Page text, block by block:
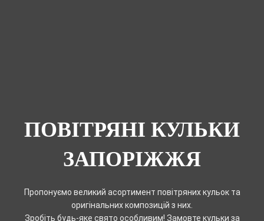
ПОВІТРЯНІ КУЛЬКИ
ЗАПОРІЖЖЯ
Пропонуємо великий асортимент повітряних кульок та
оригінальних композицій з них.
Зробіть будь-яке свято особливим! Замовте кульки за